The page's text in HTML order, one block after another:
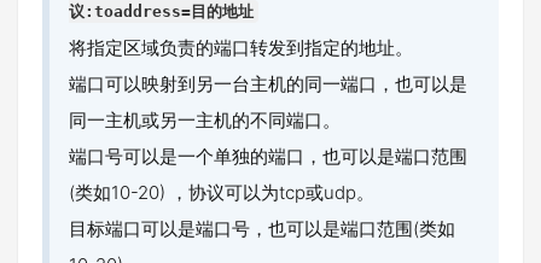
议:toaddress=目的地址
将指定区域负责的端口转发到指定的地址。
端口可以映射到另一台主机的同一端口，也可以是
同一主机或另一主机的不同端口。
端口号可以是一个单独的端口，也可以是端口范围
(类如10-20) ，协议可以为tcp或udp。
目标端口可以是端口号，也可以是端口范围(类如